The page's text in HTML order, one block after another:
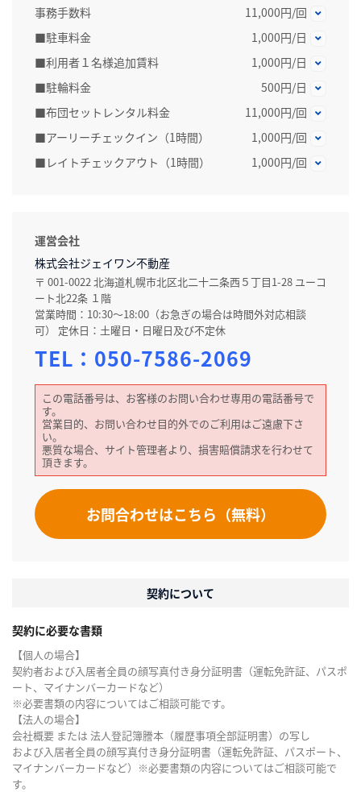
事務手数料
11,000円/回
■駐車料金
1,000円/日
■利用者１名様追加賃料
1,000円/日
■駐輪料金
500円/日
■布団セットレンタル料金
11,000円/回
■アーリーチェックイン（1時間）
1,000円/回
■レイトチェックアウト（1時間）
1,000円/回
運営会社
株式会社ジェイワン不動産
〒 001-0022 北海道札幌市北区北二十二条西５丁目1-28 ユーコ
ート北22条 １階
営業時間：10:30～18:00（お急ぎの場合は時間外対応相談
可） 定休日：土曜日・日曜日及び不定休
TEL： 050-7586-2069
この電話番号は、お客様のお問い合わせ専用の電話番号で
す。
営業目的、お問い合わせ目的外でのご利用はご遠慮下さ
い。
悪質な場合、サイト管理者より、損害賠償請求を行わせて
頂きます。
お問合わせはこちら（無料）
契約について
契約に必要な書類
【個人の場合】
契約者および入居者全員の顔写真付き身分証明書（運転免許証、パスポ
ート、マイナンバーカードなど）
※必要書類の内容についてはご相談可能です。
【法人の場合】
会社概要 または 法人登記簿謄本（履歴事項全部証明書）の写し
および入居者全員の顔写真付き身分証明書（運転免許証、パスポート、
マイナンバーカードなど）※必要書類の内容についてはご相談可能で
す。